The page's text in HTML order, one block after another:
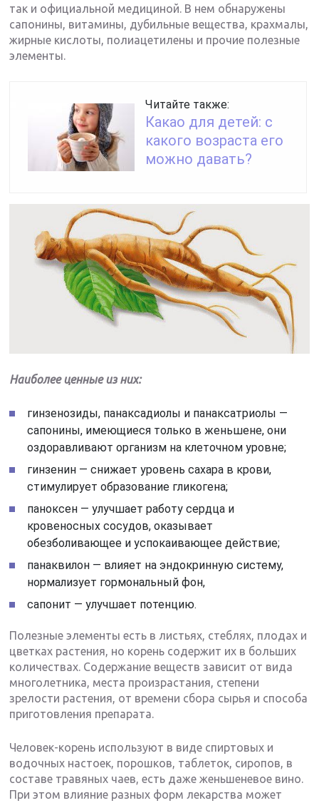
так и официальной медициной. В нем обнаружены
сапонины, витамины, дубильные вещества, крахмалы,
жирные кислоты, полиацетилены и прочие полезные
элементы.
Читайте также:
Какао для детей: с
какого возраста его
можно давать?
Наиболее ценные из них:
гинзенозиды, панаксадиолы и панаксатриолы —
сапонины, имеющиеся только в женьшене, они
оздоравливают организм на клеточном уровне;
гинзенин — снижает уровень сахара в крови,
стимулирует образование гликогена;
паноксен — улучшает работу сердца и
кровеносных сосудов, оказывает
обезболивающее и успокаивающее действие;
панаквилон — влияет на эндокринную систему,
нормализует гормональный фон,
сапонит — улучшает потенцию.
Полезные элементы есть в листьях, стеблях, плодах и
цветках растения, но корень содержит их в больших
количествах. Содержание веществ зависит от вида
многолетника, места произрастания, степени
зрелости растения, от времени сбора сырья и способа
приготовления препарата.
Человек-корень используют в виде спиртовых и
водочных настоек, порошков, таблеток, сиропов, в
составе травяных чаев, есть даже женьшеневое вино.
При этом влияние разных форм лекарства может